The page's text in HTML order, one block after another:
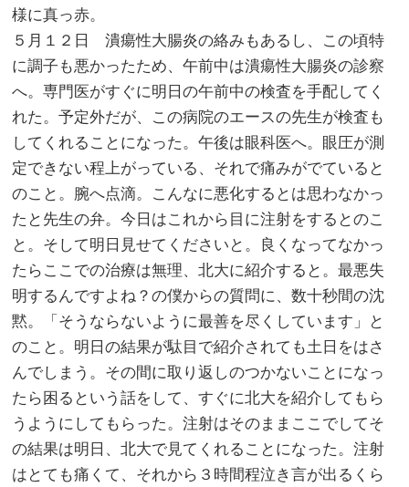
様に真っ赤。
５月１２日 潰瘍性大腸炎の絡みもあるし、この頃特
に調子も悪かったため、午前中は潰瘍性大腸炎の診察
へ。専門医がすぐに明日の午前中の検査を手配してく
れた。予定外だが、この病院のエースの先生が検査も
してくれることになった。午後は眼科医へ。眼圧が測
定できない程上がっている、それで痛みがでていると
のこと。腕へ点滴。こんなに悪化するとは思わなかっ
たと先生の弁。今日はこれから目に注射をするとのこ
と。そして明日見せてくださいと。良くなってなかっ
たらここでの治療は無理、北大に紹介すると。最悪失
明するんですよね？の僕からの質問に、数十秒間の沈
黙。「そうならないように最善を尽くしています」と
のこと。明日の結果が駄目で紹介されても土日をはさ
んでしまう。その間に取り返しのつかないことになっ
たら困るという話をして、すぐに北大を紹介してもら
うようにしてもらった。注射はそのままここでしてそ
の結果は明日、北大で見てくれることになった。注射
はとても痛くて、それから３時間程泣き言が出るくら